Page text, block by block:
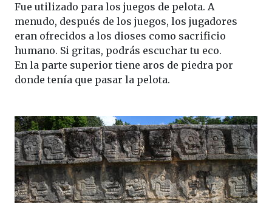
Fue utilizado para los juegos de pelota. A
menudo, después de los juegos, los jugadores
eran ofrecidos a los dioses como sacrificio
humano. Si gritas, podrás escuchar tu eco.
En la parte superior tiene aros de piedra por
donde tenía que pasar la pelota.